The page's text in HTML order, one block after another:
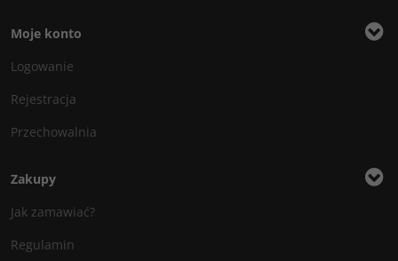
Moje konto
Logowanie
Rejestracja
Przechowalnia
Zakupy
Jak zamawiać?
Regulamin